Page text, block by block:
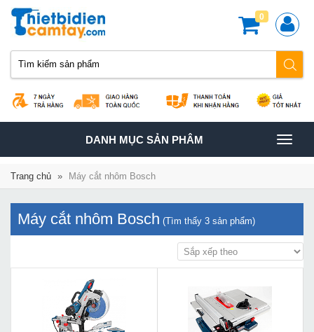
0
TOGGLE
NAVIGATION
DANH MỤC SẢN PHÂM
Trang chủ » Máy cắt nhôm Bosch
Máy cắt nhôm Bosch (Tìm thấy 3 sản phẩm)